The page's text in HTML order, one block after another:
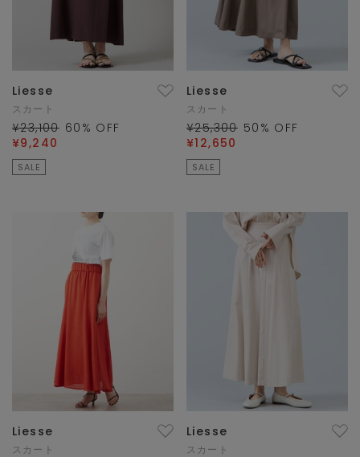
Liesse
スカート
¥23,100 60 % OFF
¥9,240
SALE
Liesse
スカート
¥25,300 50 % OFF
¥12,650
SALE
Liesse
スカート
Liesse
スカート